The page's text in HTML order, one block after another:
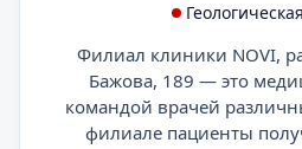
Геологическая
Филиал клиники NOVI,
Бажова, 189 — это
командой врачей
филиале пациенты